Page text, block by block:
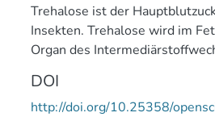
Trehalose ist der
Insekten. Trehalose wird im
Organ des
von Trehalose erfordert eine
des Fettkörpers, die mehrere
DOI
http://doi.org/10.25358/